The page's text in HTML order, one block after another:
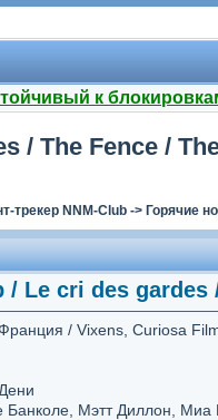
к
/ The Fence /
трекер NNM-Club -> Горячие
/ Le cri des gardes
/ Vixens, Curiosa
Банколе, Мэтт Диллон,